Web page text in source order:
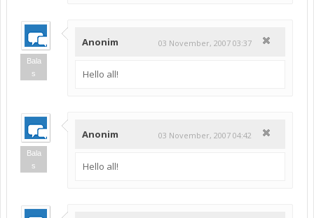
Bala
s
Anonim 03 November, 2007 03:37
Hello all!
Bala
s
Anonim 03 November, 2007 04:42
Hello all!